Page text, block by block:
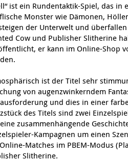
ist ein Rundentaktik-Spiel, das
Monster wie Dämonen,
der Unterwelt und
Cow und Publisher Slitherine
er kann im Online-Shop
ist der Titel sehr
von augenzwinkerndem
und dies in einer
des Titels sind zwei
zusammenhängende
Kampagnen um einen
Matches im PBEM-Modus
Slitherine.